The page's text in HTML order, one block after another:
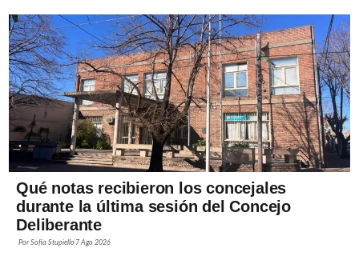
Qué notas recibieron los concejales
durante la última sesión del Concejo
Deliberante
PorSofía Stupiello 7 Ago 2026